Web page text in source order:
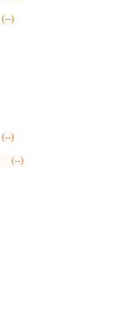
(--)
(--)
(--)